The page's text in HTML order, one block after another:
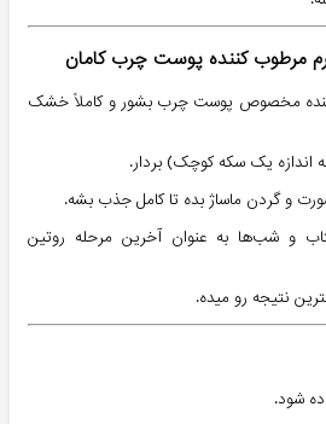
مرطوب کننده پوست چرب کامان
مخصوص پوست چرب بشور و کاملاً خشک
اندازه یک سکه کوچک) بردار.
و گردن ماساژ بده تا کامل جذب بشه.
و شب‌ها به عنوان آخرین مرحله روتین
نتیجه رو میده.
شود.